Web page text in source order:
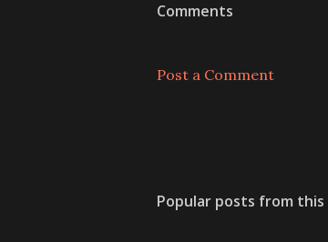
Comments
Post a Comment
Popular posts from this